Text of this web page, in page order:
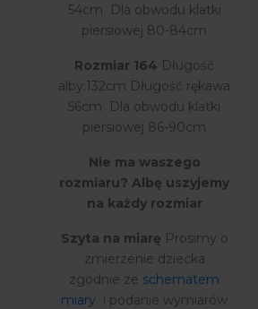
54cm Dla obwodu klatki
piersiowej 80-84cm
Rozmiar 164 Długość
alby:132cm Długość rękawa
56cm Dla obwodu klatki
piersiowej 86-90cm
Nie ma waszego
rozmiaru? Albę uszyjemy
na każdy rozmiar
Szyta na miarę Prosimy o
zmierzenie dziecka
zgodnie ze schematem
miary i podanie wymiarów